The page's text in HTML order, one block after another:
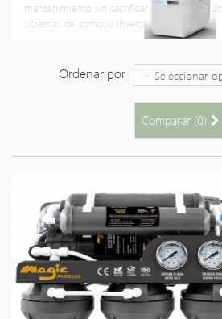
mantenimiento sin sacrificar la calidad. La
sistemas de osmosis inversa doméstico
Ordenar por
Comparar (0)